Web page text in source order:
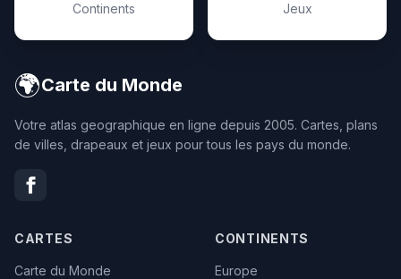
Continents Jeux
🌍Carte du Monde
Votre atlas geographique en ligne depuis 2005. Cartes, plans
de villes, drapeaux et jeux pour tous les pays du monde.
CARTES
Carte du Monde
CONTINENTS
Europe